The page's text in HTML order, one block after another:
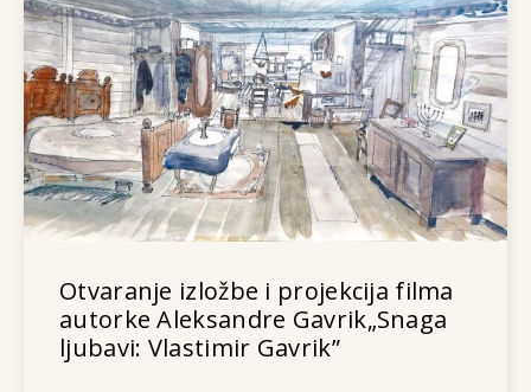
Otvaranje izložbe i projekcija filma
autorke Aleksandre Gavrik„Snaga
ljubavi: Vlastimir Gavrik”